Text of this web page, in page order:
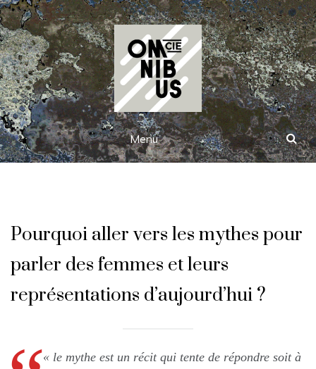
Skip
to
content
Cie
Omnibus
Menu
Pourquoi aller vers les mythes pour
parler des femmes et leurs
représentations d’aujourd’hui ?
« le mythe est un récit qui tente de répondre soit à